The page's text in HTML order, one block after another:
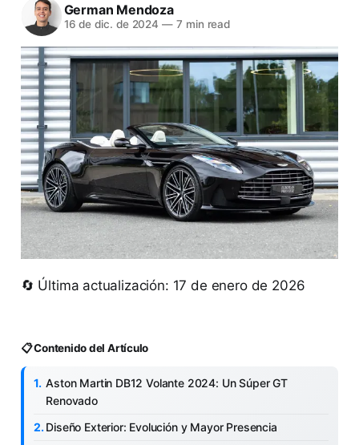
German Mendoza
16 de dic. de 2024 — 7 min read
🔄 Última actualización: 17 de enero de 2026
📋 Contenido del Artículo
Aston Martin DB12 Volante 2024: Un Súper GT
Renovado
Diseño Exterior: Evolución y Mayor Presencia